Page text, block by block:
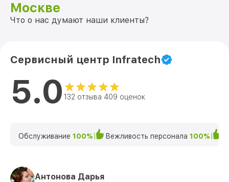
Москве
Что о нас думают наши клиенты?
Сервисный центр Infratech
5.0 132 отзыва 409 оценок
Обслуживание 100% Вежливость персонала 100%
Антонова Дарья